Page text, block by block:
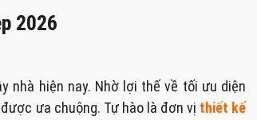
2026
nhà hiện nay. Nhờ lợi thế về tối ưu diện
ưa chuộng. Tự hào là đơn vị thiết kế